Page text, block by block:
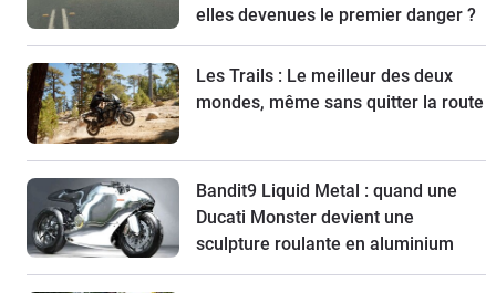
elles devenues le premier danger ?
Les Trails : Le meilleur des deux
mondes, même sans quitter la route
Bandit9 Liquid Metal : quand une
Ducati Monster devient une
sculpture roulante en aluminium